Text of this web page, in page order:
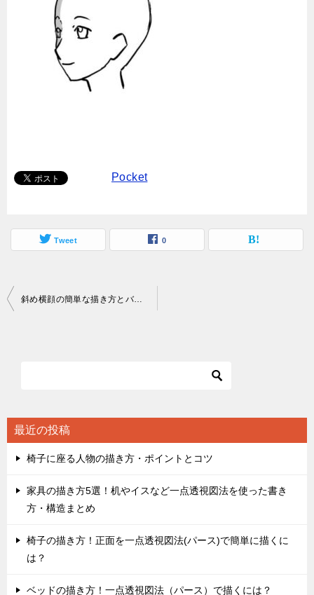
Pocket
Tweet 0
投
シ
ョ
斜め横顔の簡単な描き方とバランス
最近の投稿
椅子に座る人物の描き方・ポイントとコツ
家具の描き方5選！机やイスなど一点透視図法を使った書き
方・構造まとめ
椅子の描き方！正面を一点透視図法(パース)で簡単に描くに
は？
ベッドの描き方！一点透視図法（パース）で描くには？